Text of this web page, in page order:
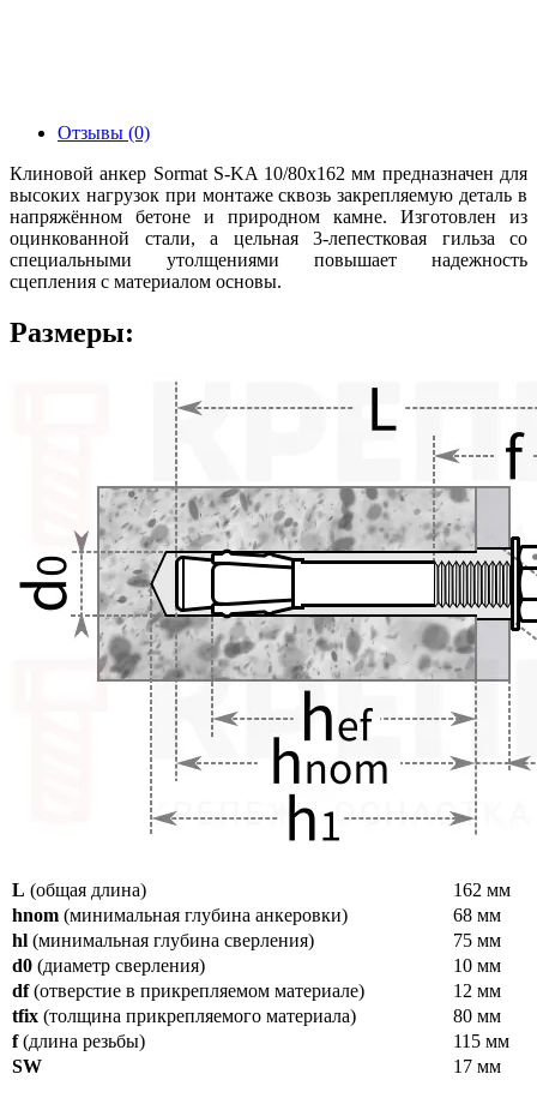
Отзывы (0)
Клиновой анкер Sormat S-KA 10/80x162 мм предназначен для
высоких нагрузок при монтаже сквозь закрепляемую деталь в
напряжённом бетоне и природном камне. Изготовлен из
оцинкованной стали, а цельная 3-лепестковая гильза со
специальными утолщениями повышает надежность
сцепления с материалом основы.
Размеры:
L (общая длина)
162 мм
hnom (минимальная глубина анкеровки)
68 мм
hl (минимальная глубина сверления)
75 мм
d0 (диаметр сверления)
10 мм
df(отверстие в прикрепляемом материале)
12 мм
tfix (толщина прикрепляемого материала)
80 мм
f(длина резьбы)
115 мм
SW
17 мм